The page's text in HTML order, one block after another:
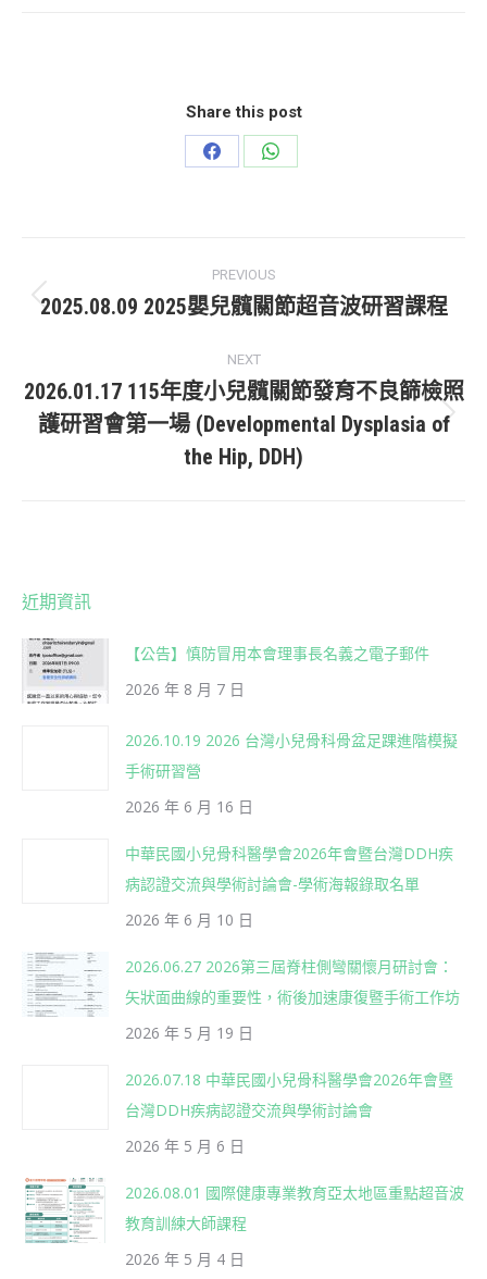
Share this post
Share
Share
navigation
PREVIOUS
Previous
2025.08.09 2025嬰兒髖關節超音波研習課程
NEXT
Next
post:
2026.01.17 115年度小兒髖關節發育不良篩檢照
護研習會第一場 (Developmental Dysplasia of
the Hip, DDH)
近期資訊
【公告】慎防冒用本會理事長名義之電子郵件
2026 年 8 月 7 日
2026.10.19 2026 台灣小兒骨科骨盆足踝進階模擬
手術研習營
2026 年 6 月 16 日
中華民國小兒骨科醫學會2026年會暨台灣DDH疾
病認證交流與學術討論會-學術海報錄取名單
2026 年 6 月 10 日
2026.06.27 2026第三屆脊柱側彎關懷月研討會：
矢狀面曲線的重要性，術後加速康復暨手術工作坊
2026 年 5 月 19 日
2026.07.18 中華民國小兒骨科醫學會2026年會暨
台灣DDH疾病認證交流與學術討論會
2026 年 5 月 6 日
2026.08.01 國際健康專業教育亞太地區重點超音波
教育訓練大師課程
2026 年 5 月 4 日